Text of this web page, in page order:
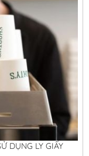
DỤNG LY GIẤY